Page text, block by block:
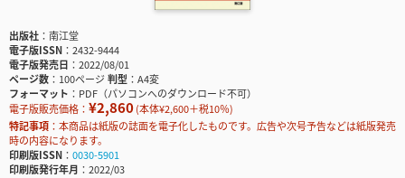
出版社
南江堂
電子版ISSN
2432-9444
電子版発売日
2022/08/01
ページ数
100ページ判型
A4変
フォーマット
PDF（パソコンへのダウンロード不可）
電子版販売価格： ¥2,860(本体¥2,600＋税10％)
特記事項
本商品は紙版の誌面を電子化したものです。広告や次号予告などは紙版発売
時の内容になります。
印刷版ISSN
0030-5901
印刷版発行年月
2022/03